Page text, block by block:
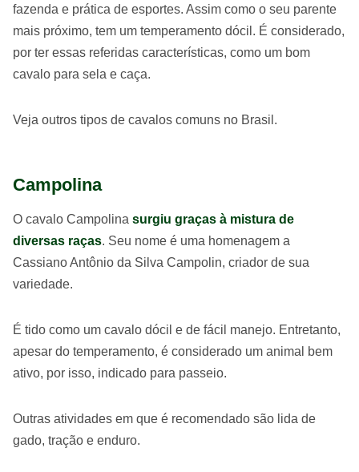
fazenda e prática de esportes. Assim como o seu parente
mais próximo, tem um temperamento dócil. É considerado,
por ter essas referidas características, como um bom
cavalo para sela e caça.
Veja outros tipos de cavalos comuns no Brasil.
Campolina
O cavalo Campolina surgiu graças à mistura de
diversas raças. Seu nome é uma homenagem a
Cassiano Antônio da Silva Campolin, criador de sua
variedade.
É tido como um cavalo dócil e de fácil manejo. Entretanto,
apesar do temperamento, é considerado um animal bem
ativo, por isso, indicado para passeio.
Outras atividades em que é recomendado são lida de
gado, tração e enduro.